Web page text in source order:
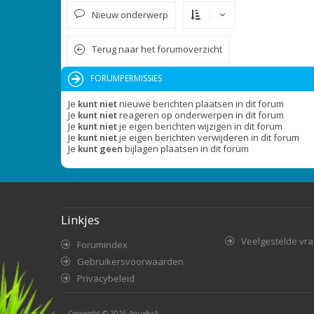
Nieuw onderwerp
Terug naar het forumoverzicht
FORUMPERMISSIES
Je kunt nietnieuwe berichten plaatsen in dit forum
Je kunt nietreageren op onderwerpen in dit forum
Je kunt nietje eigen berichten wijzigen in dit forum
Je kunt nietje eigen berichten verwijderen in dit forum
Je kunt geen bijlagen plaatsen in dit forum
Linkjes
Forumindex
Gebruikersvoorwaarden
Privacybeleid
Veelgestelde